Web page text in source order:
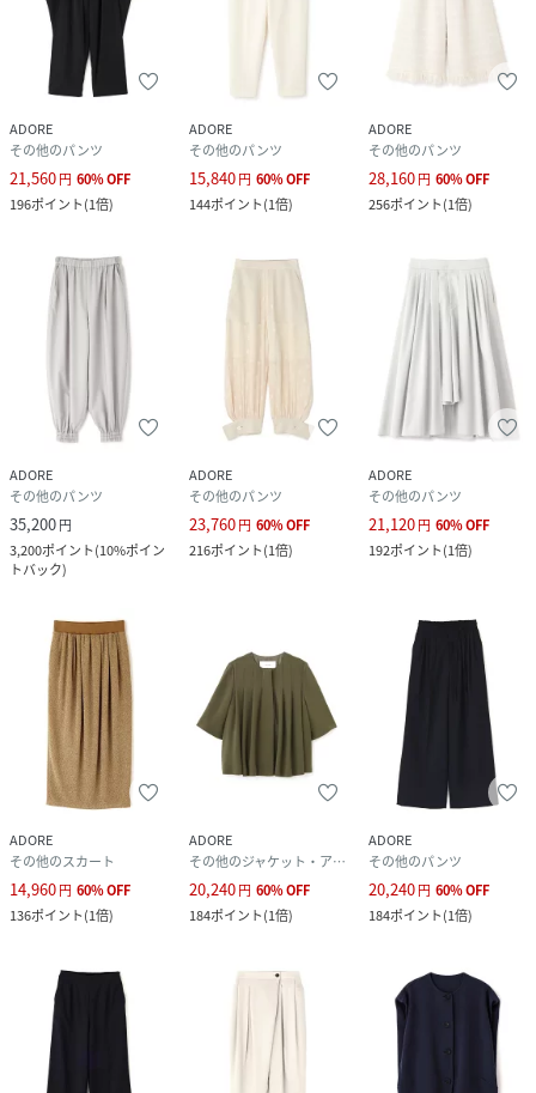
素材
(外側)コットン68%,ポリエステル32%
(内側)ポリエステル100%
クリーニング 手洗い、ドライクリーニング
品番
NK9762_531
ADORE
その他のパンツ
21,560円 60%OFF
196ポイント(1倍)
ADORE
その他のパンツ
15,840円 60%OFF
144ポイント(1倍)
ADORE
その他のパンツ
28,160円 60%OFF
256ポイント(1倍)
ADORE
その他のパンツ
35,200円
3,200ポイント(10%ポイン
トバック)
ADORE
その他のパンツ
23,760円 60%OFF
216ポイント(1倍)
ADORE
その他のパンツ
21,120円 60%OFF
192ポイント(1倍)
ADORE
その他のスカート
14,960円 60%OFF
136ポイント(1倍)
ADORE
その他のジャケット・アウター
20,240円 60%OFF
184ポイント(1倍)
ADORE
その他のパンツ
20,240円 60%OFF
184ポイント(1倍)